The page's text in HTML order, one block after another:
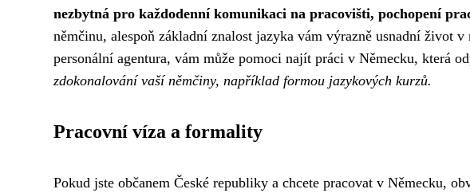
nezbytná pro každodenní komunikaci na pracovišti, pochopení
němčinu, alespoň základní znalost jazyka vám výrazně usnadní život v
personální agentura, vám může pomoci najít práci v Německu, která
zdokonalování vaší němčiny, například formou jazykových kurzů.
Pracovní víza a formality
Pokud jste občanem České republiky a chcete pracovat v Německu,